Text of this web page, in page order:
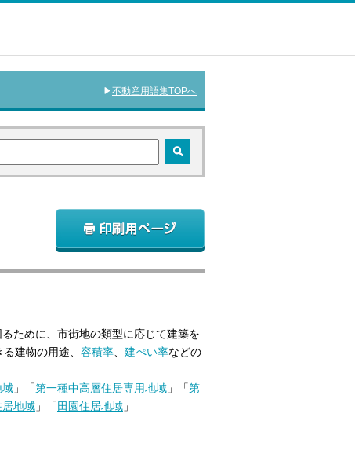
不動産用語集TOPへ
ために、市街地の類型に応じて建築を
建物の用途、 容積率 建ぺい率などの
域 」「第一種中高層住居専用地域 」「第
居地域 」「 田園住居地域 」